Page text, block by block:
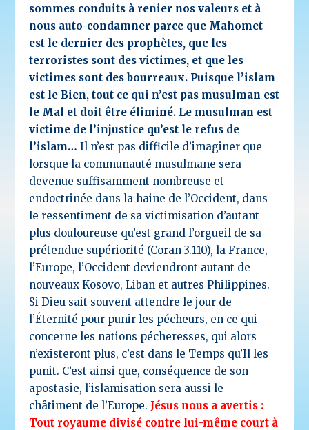
sommes conduits à renier nos valeurs et à
nous auto-condamner parce que Mahomet
est le dernier des prophètes, que les
terroristes sont des victimes, et que les
victimes sont des bourreaux. Puisque l’islam
est le Bien, tout ce qui n’est pas musulman est
le Mal et doit être éliminé. Le musulman est
victime de l’injustice qu’est le refus de
l’islam… Il n’est pas difficile d’imaginer que
lorsque la communauté musulmane sera
devenue suffisamment nombreuse et
endoctrinée dans la haine de l’Occident, dans
le ressentiment de sa victimisation d’autant
plus douloureuse qu’est grand l’orgueil de sa
prétendue supériorité (Coran 3.110), la France,
l’Europe, l’Occident deviendront autant de
nouveaux Kosovo, Liban et autres Philippines.
Si Dieu sait souvent attendre le jour de
l’Éternité pour punir les pécheurs, en ce qui
concerne les nations pécheresses, qui alors
n’existeront plus, c’est dans le Temps qu’Il les
punit. C’est ainsi que, conséquence de son
apostasie, l’islamisation sera aussi le
châtiment de l’Europe. Jésus nous a avertis :
Tout royaume divisé contre lui-même court à